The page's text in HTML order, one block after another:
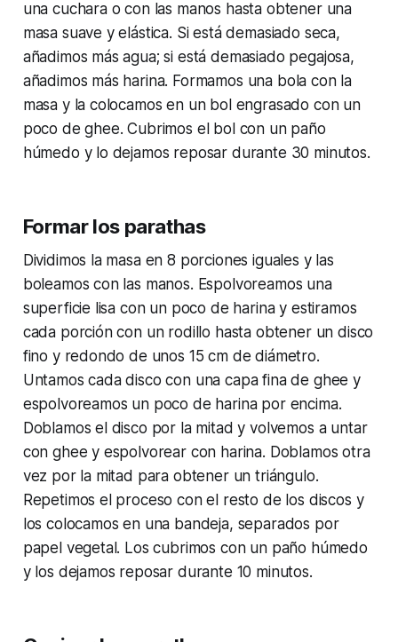
una cuchara o con las manos hasta obtener una
masa suave y elástica. Si está demasiado seca,
añadimos más agua; si está demasiado pegajosa,
añadimos más harina. Formamos una bola con la
masa y la colocamos en un bol engrasado con un
poco de ghee. Cubrimos el bol con un paño
húmedo y lo dejamos reposar durante 30 minutos.
Formar los parathas
Dividimos la masa en 8 porciones iguales y las
boleamos con las manos. Espolvoreamos una
superficie lisa con un poco de harina y estiramos
cada porción con un rodillo hasta obtener un disco
fino y redondo de unos 15 cm de diámetro.
Untamos cada disco con una capa fina de ghee y
espolvoreamos un poco de harina por encima.
Doblamos el disco por la mitad y volvemos a untar
con ghee y espolvorear con harina. Doblamos otra
vez por la mitad para obtener un triángulo.
Repetimos el proceso con el resto de los discos y
los colocamos en una bandeja, separados por
papel vegetal. Los cubrimos con un paño húmedo
y los dejamos reposar durante 10 minutos.